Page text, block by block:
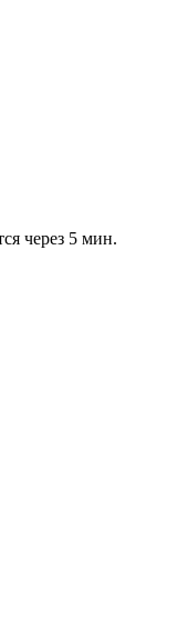
через 5 мин.